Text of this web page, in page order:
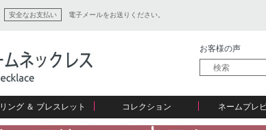
安全なお支払い 電子メールをお送りください。
お客様の声
リング ＆ ブレスレット
コレクション
ネームプレ